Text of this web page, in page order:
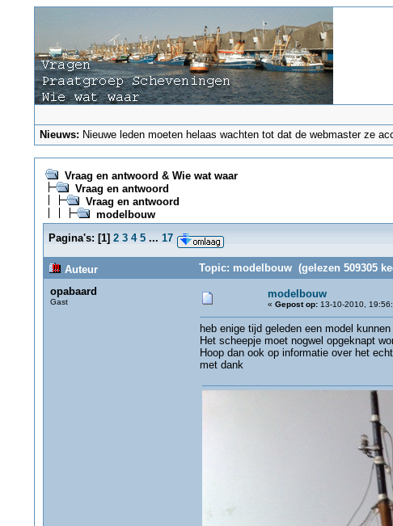
Nieuws: Nieuwe leden moeten helaas wachten tot dat de webmaster ze
Vraag en antwoord & Wie wat waar
Vraag en antwoord
Vraag en antwoord
modelbouw
Pagina's: [1] 2 3 4 5 ... 17
Auteur
Topic: modelbouw (gelezen 509305
opabaard
Gast
modelbouw
« Gepost op:13-10-2010,
heb enige tijd geleden een model
Het scheepje moet nogwel opgeknapt
Hoop dan ook op informatie over het
met dank